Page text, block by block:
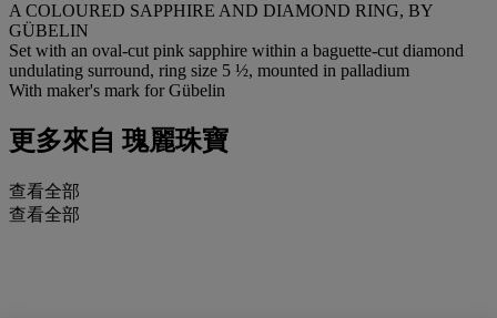
A COLOURED SAPPHIRE AND DIAMOND RING, BY
GÜBELIN
Set with an oval-cut pink sapphire within a baguette-cut diamond
undulating surround, ring size 5 ½, mounted in palladium
With maker's mark for Gübelin
更多來自 瑰麗珠寶
查看全部
查看全部